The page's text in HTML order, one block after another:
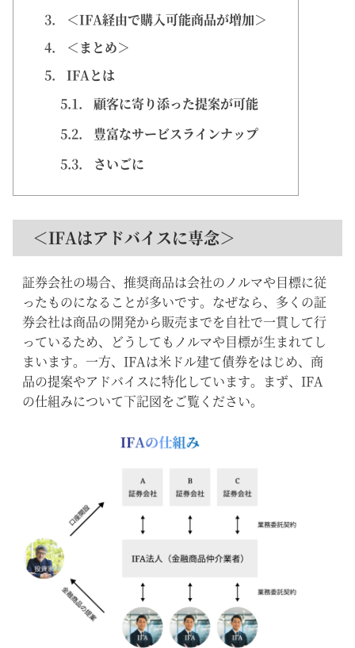
3.
＜IFA経由で購入可能商品が増加＞
4.
＜まとめ＞
5.
IFAとは
5.1.
顧客に寄り添った提案が可能
5.2.
豊富なサービスラインナップ
5.3.
さいごに
＜IFAはアドバイスに専念＞
証券会社の場合、推奨商品は会社のノルマや目標に従
ったものになることが多いです。なぜなら、多くの証
券会社は商品の開発から販売までを自社で一貫して行
っているため、どうしてもノルマや目標が生まれてし
まいます。一方、IFAは米ドル建て債券をはじめ、商
品の提案やアドバイスに特化しています。まず、IFA
の仕組みについて下記図をご覧ください。